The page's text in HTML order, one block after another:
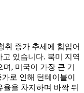
취 증가 추세에 힘입어
있습니다. 북미 지역
, 미국이 가장 큰 기
로 인해 턴테이블이
을 차지하며 바짝 뒤